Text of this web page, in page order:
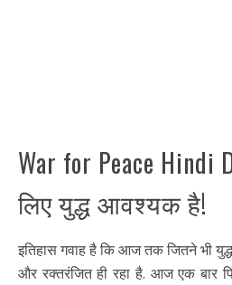
War for Peace Hindi
लिए युद्ध आवश्यक है!
इतिहास गवाह है कि आज तक जितने भी
और रक्तरंजित ही रहा है. आज एक बार